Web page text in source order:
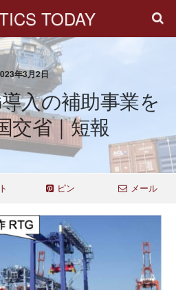
TODAY
年3月2日
入の補助事業を
交省｜短報
ピン メール